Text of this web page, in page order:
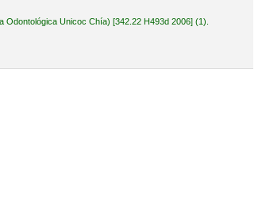
Unicoc Chía) [342.22 H493d 2006] (1).